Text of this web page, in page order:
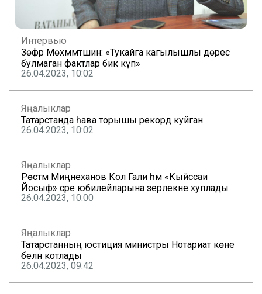
Интервью
Зөфәр Мөхәммәтшин: «Тукайга кагылышлы дөрес
булмаган фактлар бик күп»
26.04.2023, 10:02
Яңалыклар
Татарстанда һава торышы рекорд куйган
26.04.2023, 10:02
Яңалыклар
Рөстәм Миңнеханов Кол Гали һәм «Кыйссаи
Йосыф» әсәре юбилейларына әзерлекне хуплады
26.04.2023, 10:00
Яңалыклар
Татарстанның юстиция министры Нотариат көне
белән котлады
26.04.2023, 09:42